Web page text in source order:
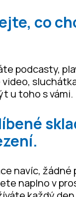
co
podcasty,
u toho s vámi.
navíc, žádné
naplno v